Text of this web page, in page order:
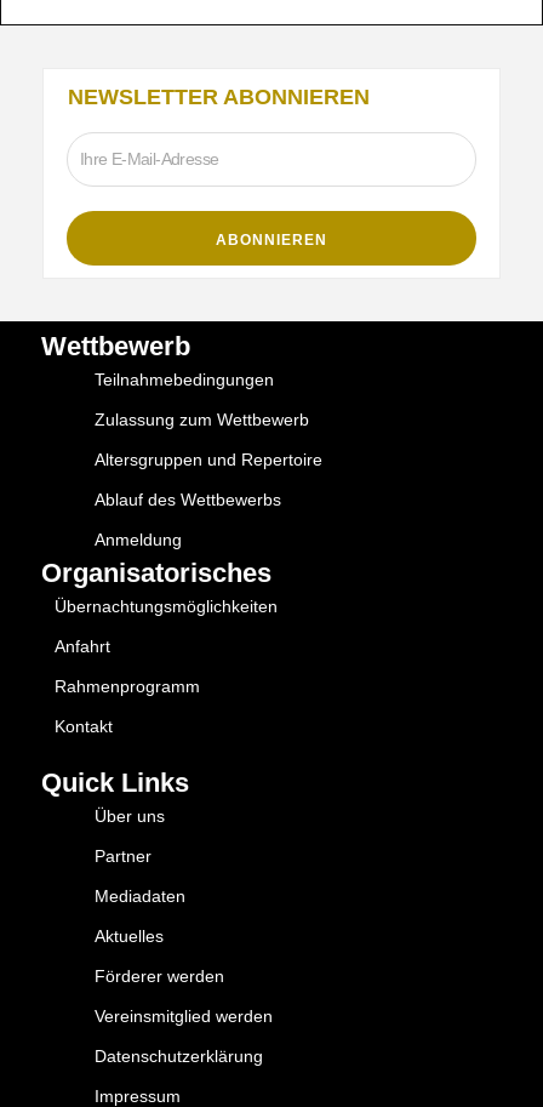
NEWSLETTER ABONNIEREN
Wettbewerb
Teilnahmebedingungen
Zulassung zum Wettbewerb
Altersgruppen und Repertoire
Ablauf des Wettbewerbs
Anmeldung
Organisatorisches
Übernachtungsmöglichkeiten
Anfahrt
Rahmenprogramm
Kontakt
Quick Links
Über uns
Partner
Mediadaten
Aktuelles
Förderer werden
Vereinsmitglied werden
Datenschutzerklärung
Impressum